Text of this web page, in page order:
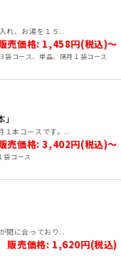
れ、お湯を１５..
売価格: 1,458円(税込)～
コース、単品、隔月１袋コース
１本コースです。..
売価格: 3,402円(税込)～
袋コース
間に合っており..
販売価格: 1,620円(税込)